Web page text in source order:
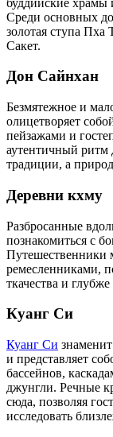
Среди основных
золотая ступа Пха
Сакет.
Дон Сайнхан
Безмятежное и
олицетворяет
пейзажами и
аутентичный ритм
традиции, а
Деревни кхму
Разбросанные
познакомиться с
Путешественники
ремесленниками,
ткачества и
Куанг Си
Куанг Си
и представляет
бассейнов,
джунгли. Речные
сюда, позволяя
исследовать